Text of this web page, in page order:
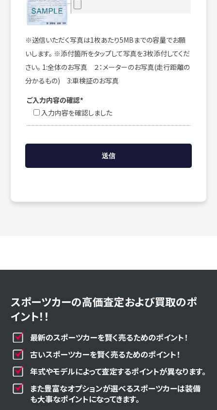
※送信いただく写真は1枚あたり5MBまでの容量でお願
いします。 ※添付箇所をタップして写真を3枚添付してくだ
さい。 1:全体のお写真 ２：メーターのお写真(走行距離の
分かるもの) 3:車検証のお写真
ご入力内容の確認*
入力内容を確認しました
スポーツカーの高価査定および買取のポ
イント！！
最新のスポーツカーを賢く売るためのポイント！
古いスポーツカーを賢く売るためのポイント！
年式やモデルによって査定するポイントが異なります。
また豊富なオプションが選べるスポーツカーは装備
も大事なポイントになってきます。